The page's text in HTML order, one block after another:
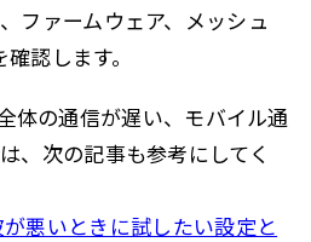
ファームウェア、メッシュ
認します。
体の通信が遅い、モバイル通
、次の記事も参考にしてく
悪いときに試したい設定と